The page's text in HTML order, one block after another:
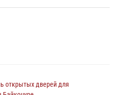
открытых дверей для